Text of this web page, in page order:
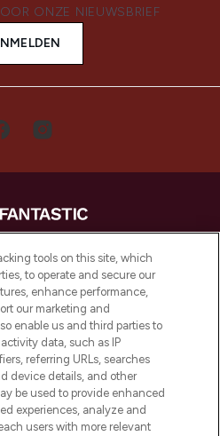
ONZE NIEUWSBRIEF
is de ultieme online
van Europa, met de
haarproducten en
dan 200 topmerken.
de app, met gratis
vanaf €40.
toestemming
Share My Personal
tools on this site, which
to operate and secure our
enhance performance,
our marketing and
enable us and third parties to
data, such as IP
referring URLs, searches
device details, and other
be used to provide enhanced
experiences, analyze and
users with more relevant